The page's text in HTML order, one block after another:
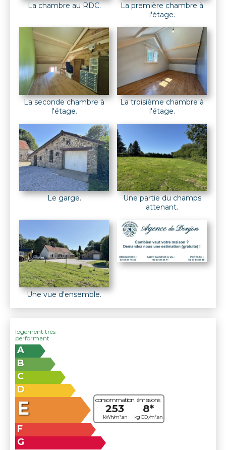
La chambre au RDC.
La première chambre à
l'étage.
La seconde chambre à
l'étage.
La troisième chambre à
l'étage.
Le garge.
Une partie du champs
attenant.
Une vue d'ensemble.
consommation
253
kWh/m².an
émissions
8*
kg CO2/m².an
logement très
performant
A
B
C
D
E
F
G